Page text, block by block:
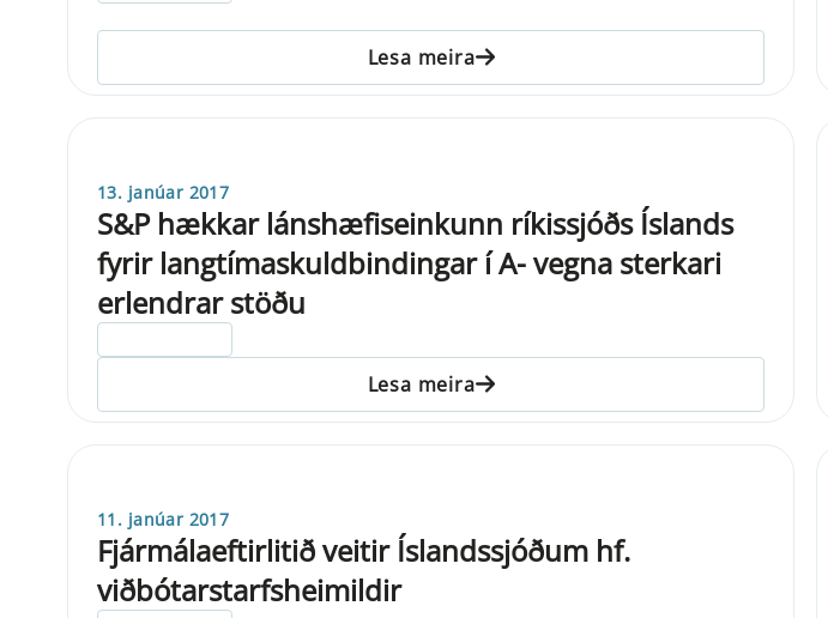
Lesa meira
13. janúar 2017
S&P hækkar lánshæfiseinkunn ríkissjóðs Íslands
fyrir langtímaskuldbindingar í A- vegna sterkari
erlendrar stöðu
Lesa meira
11. janúar 2017
Fjármálaeftirlitið veitir Íslandssjóðum hf.
viðbótarstarfsheimildir